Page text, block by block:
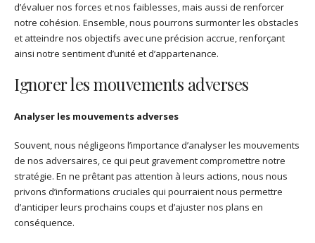
d’évaluer nos forces et nos faiblesses, mais aussi de renforcer
notre cohésion. Ensemble, nous pourrons surmonter les obstacles
et atteindre nos objectifs avec une précision accrue, renforçant
ainsi notre sentiment d’unité et d’appartenance.
Ignorer les mouvements adverses
Analyser les mouvements adverses
Souvent, nous négligeons l’importance d’analyser les mouvements
de nos adversaires, ce qui peut gravement compromettre notre
stratégie. En ne prêtant pas attention à leurs actions, nous nous
privons d’informations cruciales qui pourraient nous permettre
d’anticiper leurs prochains coups et d’ajuster nos plans en
conséquence.